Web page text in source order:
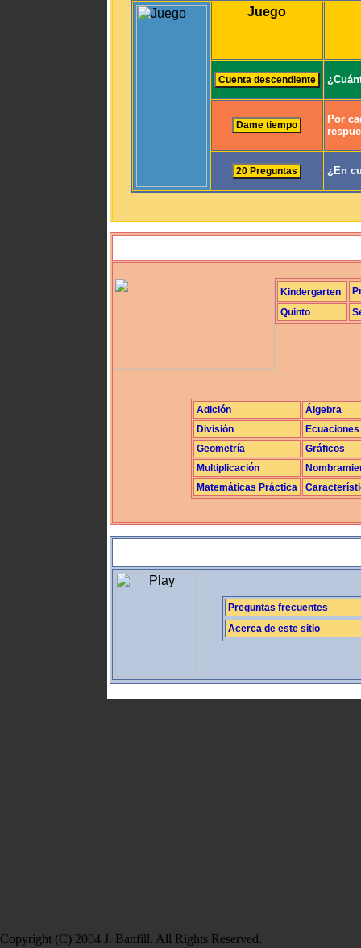
Juego
Por
¿En
Kindergarten
Quinto
Adición
Álgebra
División
Ecuaciones
Geometría
Gráficos
Multiplicación
Matemáticas Práctica
Preguntas frecuentes
Acerca de este sitio
Copyright (C) 2004 J. Banfill. All Rights Reserved.